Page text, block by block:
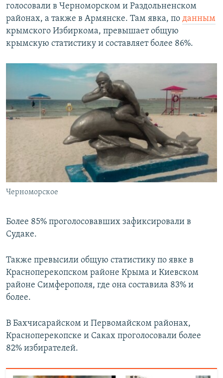
голосовали в Черноморском и Раздольненском
районах, а также в Армянске. Там явка, по данным
крымского Избиркома, превышает общую
крымскую статистику и составляет более 86%.
Черноморское
Более 85% проголосовавших зафиксировали в
Судаке.
Также превысили общую статистику по явке в
Красноперекопском районе Крыма и Киевском
районе Симферополя, где она составила 83% и
более.
В Бахчисарайском и Первомайском районах,
Красноперекопске и Саках проголосовали более
82% избирателей.